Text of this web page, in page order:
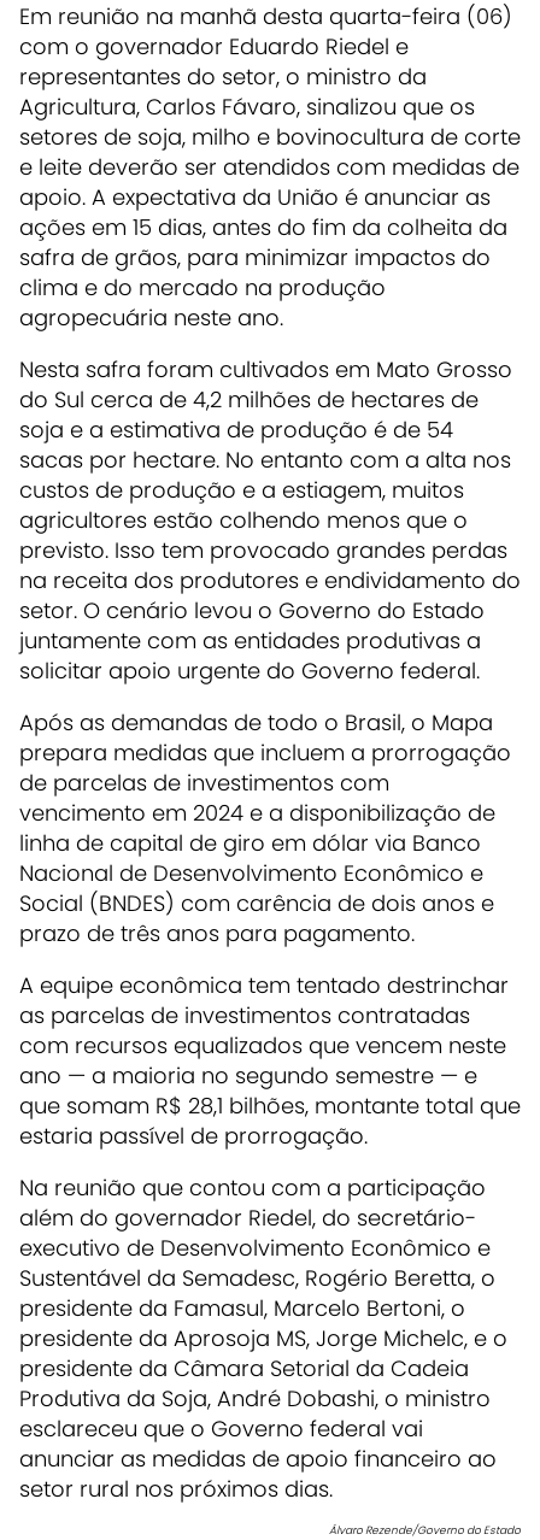
Em reunião na manhã desta quarta-feira (06)
com o governador Eduardo Riedel e
representantes do setor, o ministro da
Agricultura, Carlos Fávaro, sinalizou que os
setores de soja, milho e bovinocultura de corte
e leite deverão ser atendidos com medidas de
apoio. A expectativa da União é anunciar as
ações em 15 dias, antes do fim da colheita da
safra de grãos, para minimizar impactos do
clima e do mercado na produção
agropecuária neste ano.
Nesta safra foram cultivados em Mato Grosso
do Sul cerca de 4,2 milhões de hectares de
soja e a estimativa de produção é de 54
sacas por hectare. No entanto com a alta nos
custos de produção e a estiagem, muitos
agricultores estão colhendo menos que o
previsto. Isso tem provocado grandes perdas
na receita dos produtores e endividamento do
setor. O cenário levou o Governo do Estado
juntamente com as entidades produtivas a
solicitar apoio urgente do Governo federal.
Após as demandas de todo o Brasil, o Mapa
prepara medidas que incluem a prorrogação
de parcelas de investimentos com
vencimento em 2024 e a disponibilização de
linha de capital de giro em dólar via Banco
Nacional de Desenvolvimento Econômico e
Social (BNDES) com carência de dois anos e
prazo de três anos para pagamento.
A equipe econômica tem tentado destrinchar
as parcelas de investimentos contratadas
com recursos equalizados que vencem neste
ano — a maioria no segundo semestre — e
que somam R$ 28,1 bilhões, montante total que
estaria passível de prorrogação.
Na reunião que contou com a participação
além do governador Riedel, do secretário-
executivo de Desenvolvimento Econômico e
Sustentável da Semadesc, Rogério Beretta, o
presidente da Famasul, Marcelo Bertoni, o
presidente da Aprosoja MS, Jorge Michelc, e o
presidente da Câmara Setorial da Cadeia
Produtiva da Soja, André Dobashi, o ministro
esclareceu que o Governo federal vai
anunciar as medidas de apoio financeiro ao
setor rural nos próximos dias.
Álvaro Rezende/Governo do Estado